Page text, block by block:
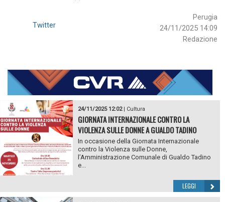
Perugia
24/11/2025 14:09
Redazione
Twitter
24/11/2025 12:02| Cultura
GIORNATA INTERNAZIONALE CONTRO LA
VIOLENZA SULLE DONNE A GUALDO TADINO
In occasione della Giornata Internazionale
contro la Violenza sulle Donne,
l’Amministrazione Comunale di Gualdo Tadino
e...
LEGGI